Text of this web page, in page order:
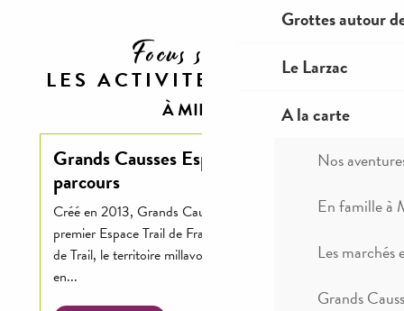
Grottes autour
Le Larzac
A la carte
Nos
En famille à
Les marchés
Grands
Focus sur ...
LES ACTIVITES TRAIL
À MILLAU
Grands Causses Espace Trail : Les
parcours
Créé en 2013, Grands Causses Espace Trail est le
premier Espace Trail de France. A l’heure des stations
de Trail, le territoire millavois a fait le choix de partir
en...